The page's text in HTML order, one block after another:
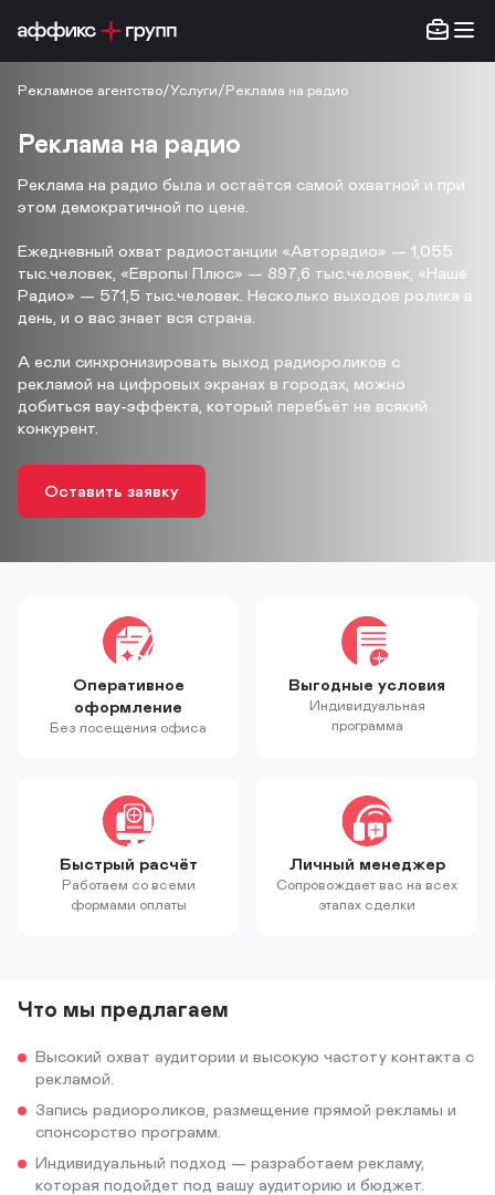
Рекламное агентство/Услуги/Реклама на радио
Реклама на радио
Реклама на радио была и остаётся самой охватной и при
этом демократичной по цене.
Ежедневный охват радиостанции «Авторадио» — 1,055
тыс.человек, «Европы Плюс» — 897,6 тыс.человек, «Наше
Радио» — 571,5 тыс.человек. Несколько выходов ролика в
день, и о вас знает вся страна.
А если синхронизировать выход радиороликов с
рекламой на цифровых экранах в городах, можно
добиться вау-эффекта, который перебьёт не всякий
конкурент.
Оставить заявку
Оперативное
оформление
Без посещения офиса
Выгодные условия
Индивидуальная
программа
Быстрый расчёт
Работаем со всеми
формами оплаты
Личный менеджер
Сопровождает вас на всех
этапах сделки
Что мы предлагаем
Высокий охват аудитории и высокую частоту контакта с
рекламой.
Запись радиороликов, размещение прямой рекламы и
спонсорство программ.
Индивидуальный подход — разработаем рекламу,
которая подойдет под вашу аудиторию и бюджет.